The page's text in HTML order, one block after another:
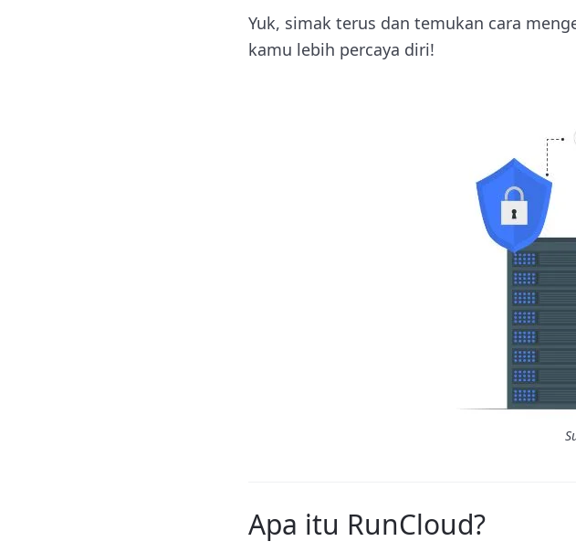
Yuk, simak terus dan temukan cara
kamu lebih percaya diri!
Apa itu RunCloud?